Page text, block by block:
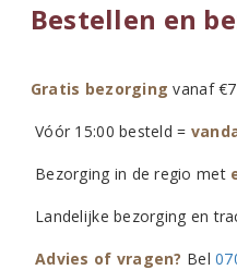
Bestellen en
Gratis bezorging vanaf
Vóór 15:00 besteld =
Bezorging in de regio met
Landelijke bezorging en
Advies of vragen? Bel